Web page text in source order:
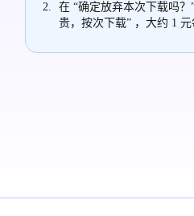
在 “确定放弃本次下载吗
贵，按次下载” ，大约 1